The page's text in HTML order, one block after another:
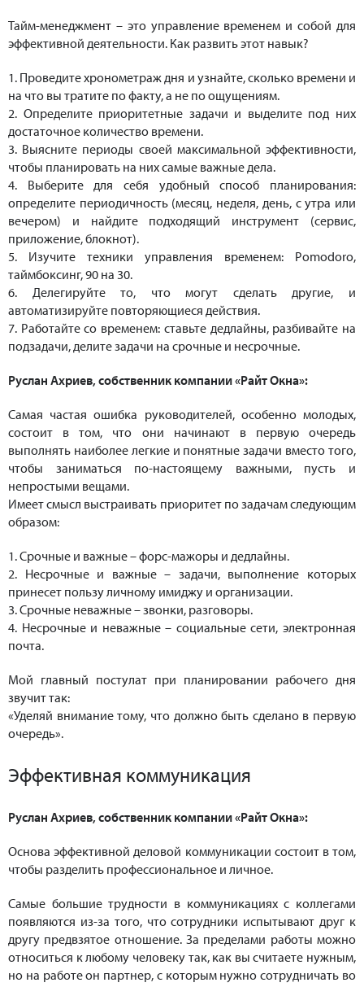
Тайм-менеджмент – это управление временем и собой для
эффективной деятельности. Как развить этот навык?
1. Проведите хронометраж дня и узнайте, сколько времени и
на что вы тратите по факту, а не по ощущениям.
2. Определите приоритетные задачи и выделите под них
достаточное количество времени.
3. Выясните периоды своей максимальной эффективности,
чтобы планировать на них самые важные дела.
4. Выберите для себя удобный способ планирования:
определите периодичность (месяц, неделя, день, с утра или
вечером) и найдите подходящий инструмент (сервис,
приложение, блокнот).
5. Изучите техники управления временем: Pomodoro,
таймбоксинг, 90 на 30.
6. Делегируйте то, что могут сделать другие, и
автоматизируйте повторяющиеся действия.
7. Работайте со временем: ставьте дедлайны, разбивайте на
подзадачи, делите задачи на срочные и несрочные.
Руслан Ахриев, собственник компании «Райт Окна»:
Самая частая ошибка руководителей, особенно молодых,
состоит в том, что они начинают в первую очередь
выполнять наиболее легкие и понятные задачи вместо того,
чтобы заниматься по-настоящему важными, пусть и
непростыми вещами.
Имеет смысл выстраивать приоритет по задачам следующим
образом:
1. Срочные и важные – форс-мажоры и дедлайны.
2. Несрочные и важные – задачи, выполнение которых
принесет пользу личному имиджу и организации.
3. Срочные неважные – звонки, разговоры.
4. Несрочные и неважные – социальные сети, электронная
почта.
Мой главный постулат при планировании рабочего дня
звучит так:
«Уделяй внимание тому, что должно быть сделано в первую
очередь».
Эффективная коммуникация
Руслан Ахриев, собственник компании «Райт Окна»:
Основа эффективной деловой коммуникации состоит в том,
чтобы разделить профессиональное и личное.
Самые большие трудности в коммуникациях с коллегами
появляются из-за того, что сотрудники испытывают друг к
другу предвзятое отношение. За пределами работы можно
относиться к любому человеку так, как вы считаете нужным,
но на работе он партнер, с которым нужно сотрудничать во